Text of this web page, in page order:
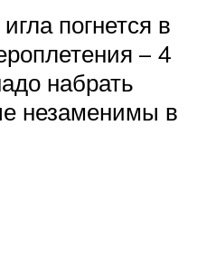
погнется в
– 4
набрать
незаменимы в